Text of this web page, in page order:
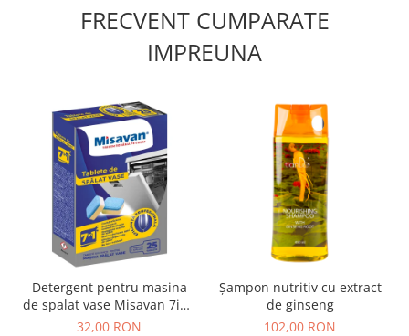
FRECVENT CUMPARATE
IMPREUNA
Detergent pentru masina
de spalat vase Misavan 7in1
25 tablete
32,00 RON
Șampon nutritiv cu extract
de ginseng
102,00 RON